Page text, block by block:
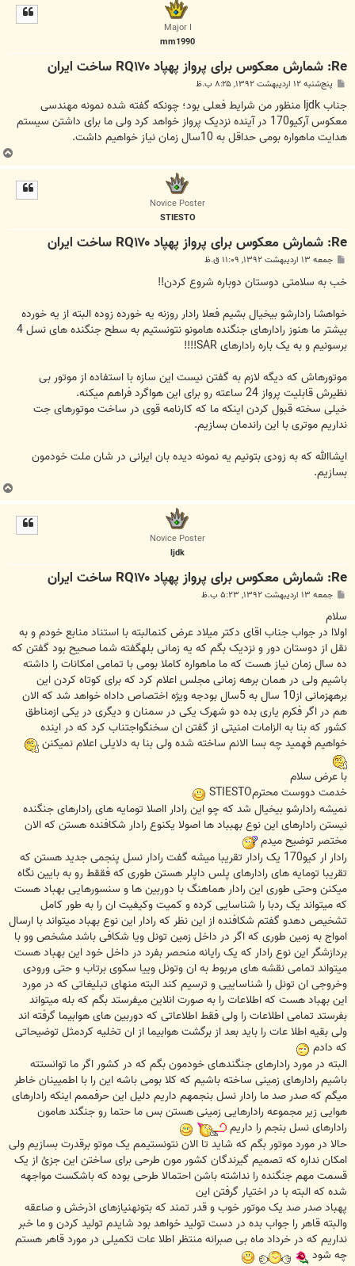
Major I
mm1990
Re: شمارش معکوس برای پرواز پهپاد RQ۱۷۰ ساخت ایران
س
ت
پنج‌شنبه ۱۲ اردیبهشت ۱۳۹۲, ۸:۲۵ ب.ظ
جناب ljdk‏ منظور من شرایط فعلی بود؛ چونکه گفته شده نمونه مهندسی
معکوس آرکیو170 در آینده نزدیک پرواز خواهد کرد ولی ما برای داشتن سیستم
هدایت ماهواره بومی حداقل به 10سال زمان نیاز خواهیم داشت.
Novice Poster
STIESTO
Re: شمارش معکوس برای پرواز پهپاد RQ۱۷۰ ساخت ایران
ت
جمعه ۱۳ اردیبهشت ۱۳۹۲, ۱۱:۰۹ ق.ظ
خب به سلامتی دوستان دوباره شروع کردن!!
خواهشا رادارشو بیخیال بشیم فعلا رادار روزنه یه خورده زوده البته از یه خورده
بیشتر ما هنوز رادارهای جنگنده هامونو نتونستیم به سطح جنگنده های نسل 4
برسونیم و به یک باره رادارهای SAR!!!!
موتورهاش که دیگه لازم به گفتن نیست این سازه با استفاده از موتور بی
نظیرش قابلیت پرواز 24 ساعته رو برای این هواگرد فراهم میکنه.
خیلی سخته قبول کردن اینکه ما که کارنامه قوی در ساخت موتورهای جت
نداریم موتری با این راندمان بسازیم.
ایشاالله که به زودی بتونیم یه نمونه دیده بان ایرانی در شان ملت خودمون
بسازیم.
Novice Poster
ljdk
Re: شمارش معکوس برای پرواز پهپاد RQ۱۷۰ ساخت ایران
ت
جمعه ۱۳ اردیبهشت ۱۳۹۲, ۵:۲۳ ب.ظ
سلام
اولاا در جواب جناب اقای دکتر میلاد عرض کنمالبته با استناد منابع خودم و به
نقل از دوستان دور و نزدیک بگم که یه زمانی بلهگفته شما صحیح بود گفتن که
ده سال زمان نیاز هست که ما ماهواره کاملا بومی با تمامی امکانات را داشته
باشیم ولی در همان برهه زمانی مجلس اعلام کرد که برای کوتاه کردن این
برههزمانی از10 سال به 5سال بودجه ویژه اختصاص داداه خواهد شد که الان
هم در اگر فکرم یاری بده دو شهرک یکی در سمنان و دیگری در یکی ازمناطق
کشور که بنا به الزامات امنیتی از گفتن ان سخنگواجتناب کرد که در اینده
خواهیم فهمید چه بسا الانم ساخته شده ولی بنا به دلایلی اعلام نمیکنن
با عرض سلام
خدمت دووست محترمSTIESTO
نمیشه رادارشو بیخیال شد که چو این رادار ااصلا تومایه های رادارهای جنگنده
نیستن رادارهای این نوع بهبباد ها اصولا یکنوع رادار شکافنده هستن که الان
مختصر توضیح میدم
رادار ار کیو170 یک رادار تقریبا میشه گفت رادار نسل پنجمی جدید هستن که
تقریبا تومایه های رادارهای پلس داپلر هستن طوری که فققط رو به بایین نگاه
میکنن وحتی طوری این رادار هماهنگ با دوربین ها و سنسورهایی بهباد هست
که میتواند یک ردبا را شناسایی کرده و کمیت وکیفیت ان را به طور کامل
تشخیص دهدو گفتم شکافنده از این نظر که رادار این نوع بهباد میتواند با ارسال
امواج به زمین طوری که اگر در داخل زمین تونل ویا شکافی باشد مشخص وو با
بردازشگر این نوع رادار که یک رایانه منحصر بفرد در داخل خود این بهباد هست
میتواند تمامی نقشه های مربوط به ان وتونل وییا سکوی برتاب و حتی ورودی
وخروجی ان تونل را شناساییی و ترسیم کند البته منهای تبلیغاتی که در مورد
این بهباد هست که اطلاعات را به صورت انلاین میفرستد بگم که بله میتواند
بفرستد تمامی اطلاعات را ولی فقط اطلاعاتی که دوربین های هوابیما گرفته اند
ولی بقیه اطلا عات را باید بعد از برگشت هوابیما از ان تخلیه کردمثل توضیحاتی
که دادم
البته در مورد رادارهای جنگندهای خودمون بگم که در کشور اگر ما توانستته
باشیم رادارهای زمینی ساخته باشیم که کلا بومی باشه این را با اطمیینان خاطر
میگم که صدر صد ما رادار نسل بنجمهم داریم دلیل این حرفممم اینکه رادارهای
هوایی زیر مجموعه رادارهایی زمینی هستن بس ما حتما رو جنگند هامون
رادارهای نسل بنجم را داریم
حالا در مورد موتور بگم که شاید تا الان نتونستیمم یک موتو برقدرت بسازیم ولی
امکان نداره که تصمیم گیرندگان کشور مون طرحی برای ساختن این جزئ از یک
قسمت مهم جنگنده را نداشته باشن احتمالا طرحی بوده که باشکست مواجهه
شده که البته با در اختیار گرفتن این
پهباد صدر صد یک موتور خوب و قدر تمند که بتونهنیازهای اذرخش و صاعقه
والبته قاهر را جواب بده در دست تولید خواهد بود شایدم تولید کردن و ما خبر
نداریم که در خرداد ماه بی صبرانه منتظر اطلا عات تکمیلی در مورد قاهر هستم
چه شود